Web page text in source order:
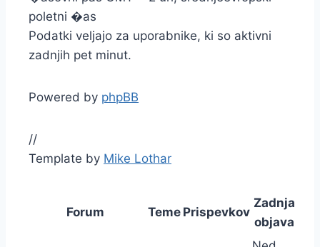
poletni �as
Podatki veljajo za uporabnike, ki so aktivni
zadnjih pet minut.
Powered by phpBB
//
Template by Mike Lothar
Forum Teme Prispevkov
Zadnja
objava